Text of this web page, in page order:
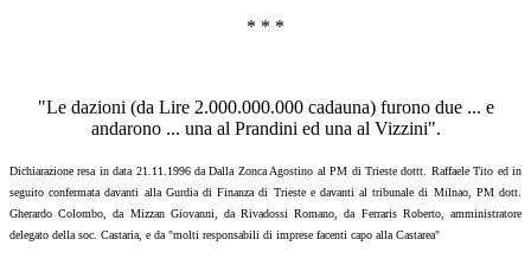
* * *
"Le dazioni (da Lire 2.000.000.000 cadauna) furono due ... e
andarono ... una al Prandini ed una al Vizzini".
Dichiarazione resa in data 21.11.1996 da Dalla Zonca Agostino al PM di Trieste dottt. Raffaele Tito ed in
seguito confermata davanti alla Gurdia di Finanza di Trieste e davanti al tribunale di Milnao, PM dott.
Gherardo Colombo, da Mizzan Giovanni, da Rivadossi Romano, da Ferraris Roberto, amministratore
delegato della soc. Castaria, e da "molti responsabili di imprese facenti capo alla Castarea"